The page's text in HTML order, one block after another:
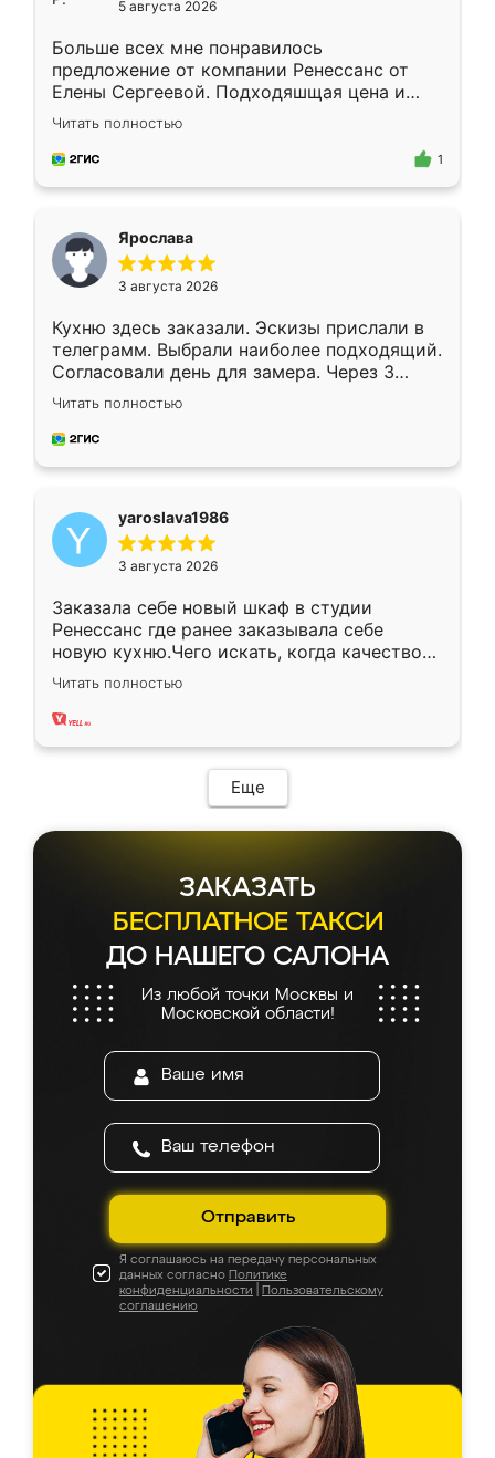
5 августа 2026
Больше всех мне понравилось
предложение от компании Ренессанс от
Елены Сергеевой. Подходяшщая цена и
короткие сроки изготовления. Приехавший
для замера сотрудник Владислав
предложил по моему эскизу самый
Читать полностью
1
Ярослава
3 августа 2026
Кухню здесь заказали. Эскизы прислали в
телеграмм. Выбрали наиболее подходящий.
Согласовали день для замера. Через 3
недели кухня была уже готова. Остались
довольны работой. Спасибо Ренессанс
мебель за качественную работу!
Читать полностью
yaroslava1986
3 августа 2026
Заказала себе новый шкаф в студии
Ренессанс где ранее заказывала себе
новую кухню.Чего искать, когда качеством
вполне довольна. Служит кухня уже почти
два года, нареканий нет.
Читать полностью
Еще
ЗАКАЗАТЬ
БЕСПЛАТНОЕ ТАКСИ
ДО НАШЕГО САЛОНА
Из любой точки Москвы и
Московской области!
Отправить
Я соглашаюсь на передачу персональных
данных согласно Политике
конфиденциальности
Пользовательскому
соглашению